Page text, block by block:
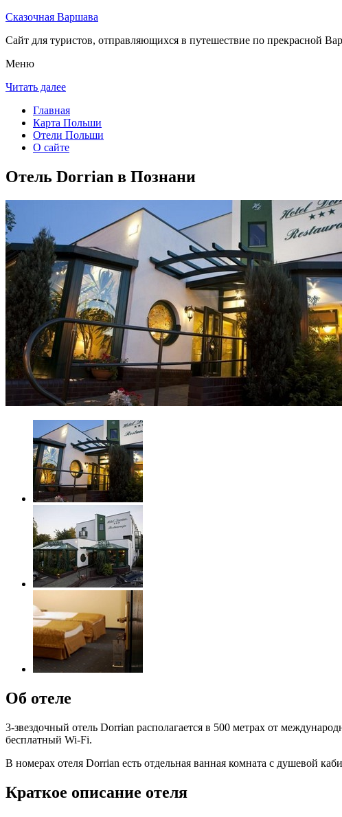
Сказочная Варшава
Сайт для туристов, отправляющихся в путешествие по прекрасной
Меню
Читать далее
Главная
Карта Польши
Отели Польши
О сайте
Отель Dorrian в Познани
Об отеле
3-звездочный отель Dorrian располагается в 500 метрах от
бесплатный Wi-Fi.
В номерах отеля Dorrian есть отдельная ванная комната с душевой
Краткое описание отеля